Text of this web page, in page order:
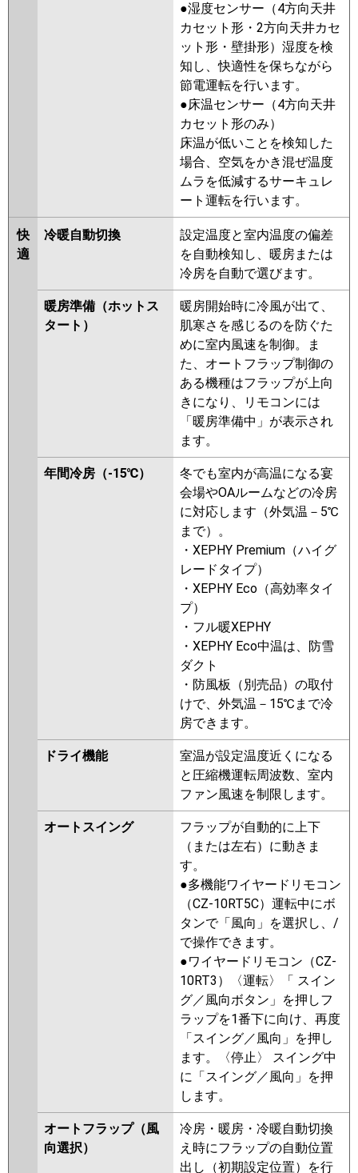
RPV-GP50RSHJ5 RPV-
GP50RSHJ4 RPV-GP50RSHJ3
RPV-GP50RSHJ2 RPV-
GP50RSHJ1
RPV-GP50RSHJ
FDFV505HKA5SB
FDFV505HKA5SA FDFV505HK5SA
FDFV505HK5S
PA-P50B7SHB PA-P50B7SH PA-
P50B7SHN PA-P50B6SCB
PA-
P50B6SCNB
PA-P50B6SHB
P50B6SHNB PA-P50B6SHA PA-
P50B6SHN1 PA-P50B6SHN
●湿度センサー（4方向天井
カセット形・2方向天井カセ
ット形・壁掛形）湿度を検
知し、快適性を保ちながら
節電運転を行います。
●床温センサー（4方向天井
カセット形のみ）
床温が低いことを検知した
場合、空気をかき混ぜ温度
ムラを低減するサーキュレ
ート運転を行います。
快
適
冷暖自動切換
設定温度と室内温度の偏差
を自動検知し、暖房または
冷房を自動で選びます。
暖房準備（ホットス
タート）
暖房開始時に冷風が出て、
肌寒さを感じるのを防ぐた
めに室内風速を制御。ま
た、オートフラップ制御の
ある機種はフラップが上向
きになり、リモコンには
「暖房準備中」が表示され
ます。
年間冷房（-15℃）
冬でも室内が高温になる宴
会場やOAルームなどの冷房
に対応します（外気温－5℃
まで）。
・XEPHY Premium（ハイグ
レードタイプ）
・XEPHY Eco（高効率タイ
プ）
・フル暖XEPHY
・XEPHY Eco中温は、防雪
ダクト
・防風板（別売品）の取付
けで、外気温－15℃まで冷
房できます。
ドライ機能
室温が設定温度近くになる
と圧縮機運転周波数、室内
ファン風速を制限します。
オートスイング
フラップが自動的に上下
（または左右）に動きま
す。
●多機能ワイヤードリモコン
（CZ-10RT5C）運転中にボ
タンで「風向」を選択し、/
で操作できます。
●ワイヤードリモコン（CZ-
10RT3）〈運転〉「 スイン
グ／風向ボタン」を押しフ
ラップを1番下に向け、再度
「スイング／風向」を押し
ます。〈停止〉 スイング中
に「スイング／風向」を押
します。
オートフラップ（風
向選択）
冷房・暖房・冷暖自動切換
え時にフラップの自動位置
出し（初期設定位置）を行